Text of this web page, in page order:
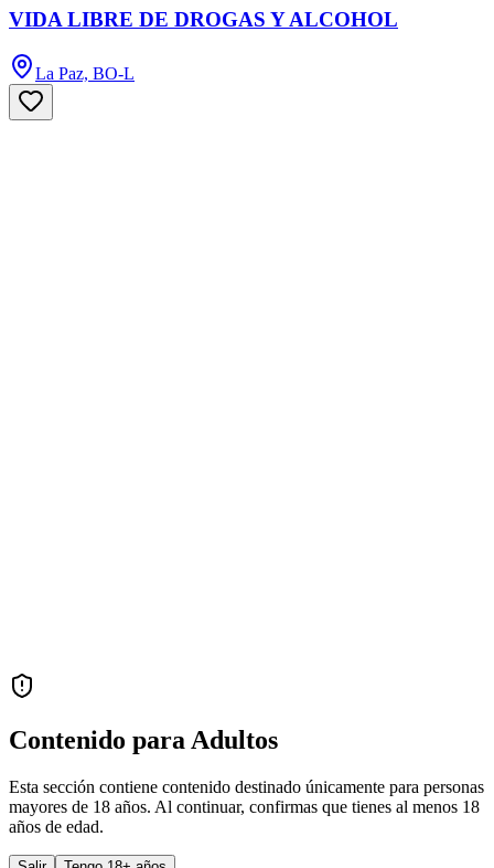
VIDA LIBRE DE DROGAS Y ALCOHOL
La Paz, BO-L
Contenido para Adultos
Esta sección contiene contenido destinado únicamente para personas
mayores de 18 años. Al continuar, confirmas que tienes al menos 18
años de edad.